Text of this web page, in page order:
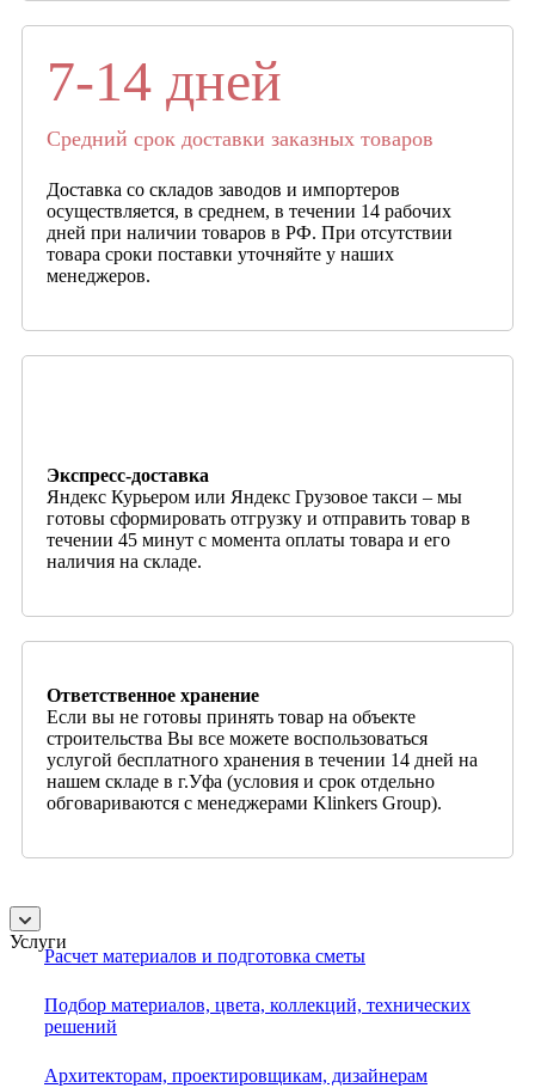
7-14 дней
Средний срок доставки заказных товаров
Доставка со складов заводов и импортеров
осуществляется, в среднем, в течении 14 рабочих
дней при наличии товаров в РФ. При отсутствии
товара сроки поставки уточняйте у наших
менеджеров.
Экспресс-доставка
Яндекс Курьером или Яндекс Грузовое такси – мы
готовы сформировать отгрузку и отправить товар в
течении 45 минут с момента оплаты товара и его
наличия на складе.
Ответственное хранение
Если вы не готовы принять товар на объекте
строительства Вы все можете воспользоваться
услугой бесплатного хранения в течении 14 дней на
нашем складе в г.Уфа (условия и срок отдельно
обговариваются с менеджерами Klinkers Group).
Услуги
Расчет материалов и подготовка сметы
Подбор материалов, цвета, коллекций, технических
решений
Архитекторам, проектировщикам, дизайнерам